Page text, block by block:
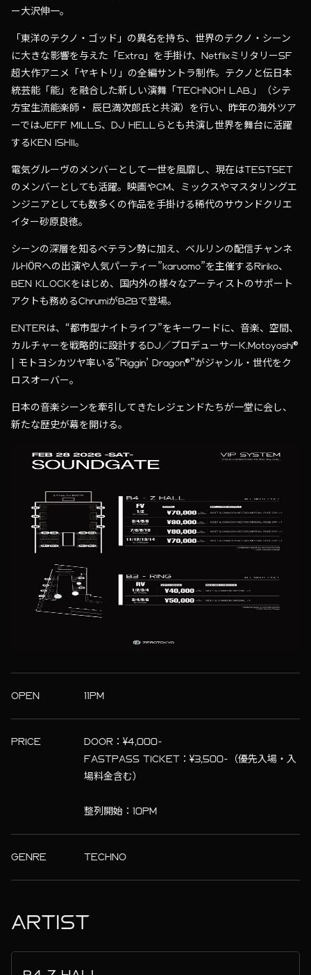
ー大沢伸一。
「東洋のテクノ・ゴッド」の異名を持ち、世界のテクノ・シーン
に大きな影響を与えた「Extra」を手掛け、NetflixミリタリーSF
超大作アニメ「ヤキトリ」の全編サントラ制作。テクノと伝日本
統芸能「能」を融合した新しい演舞「TECHNOH LAB.」（シテ
方宝生流能楽師・ 辰巳満次郎氏と共演）を行い、昨年の海外ツア
ーではJEFF MILLS、DJ HELLらとも共演し世界を舞台に活躍
するKEN ISHII。
電気グルーヴのメンバーとして一世を風靡し、現在はTESTSET
のメンバーとしても活躍。映画やCM、ミックスやマスタリングエ
ンジニアとしても数多くの作品を手掛ける稀代のサウンドクリエ
イター砂原良徳。
シーンの深層を知るベテラン勢に加え、ベルリンの配信チャンネ
ルHÖRへの出演や人気パーティー”karuomo”を主催するRiriko、
BEN KLOCKをはじめ、国内外の様々なアーティストのサポート
アクトも務めるChrumiがB2Bで登場。
ENTERは、“都市型ナイトライフ”をキーワードに、音楽、空間、
カルチャーを戦略的に設計するDJ／プロデューサーK.Motoyoshi®
| モトヨシカツヤ率いる”Riggin’ Dragon®”がジャンル・世代をク
ロスオーバー。
日本の音楽シーンを牽引してきたレジェンドたちが一堂に会し、
新たな歴史が幕を開ける。
OPEN 11PM
PRICE
DOOR：¥4,000-
FASTPASS TICKET：¥3,500-（優先入場・入
場料金含む）
整列開始：10PM
GENRE TECHNO
ARTIST